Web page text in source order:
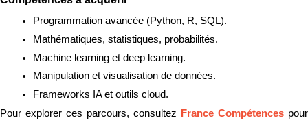
Programmation avancée (Python, R, SQL).
Mathématiques, statistiques, probabilités.
Machine learning et deep learning.
Manipulation et visualisation de données.
Frameworks IA et outils cloud.
Pour explorer ces parcours, consultez France Compétences pour